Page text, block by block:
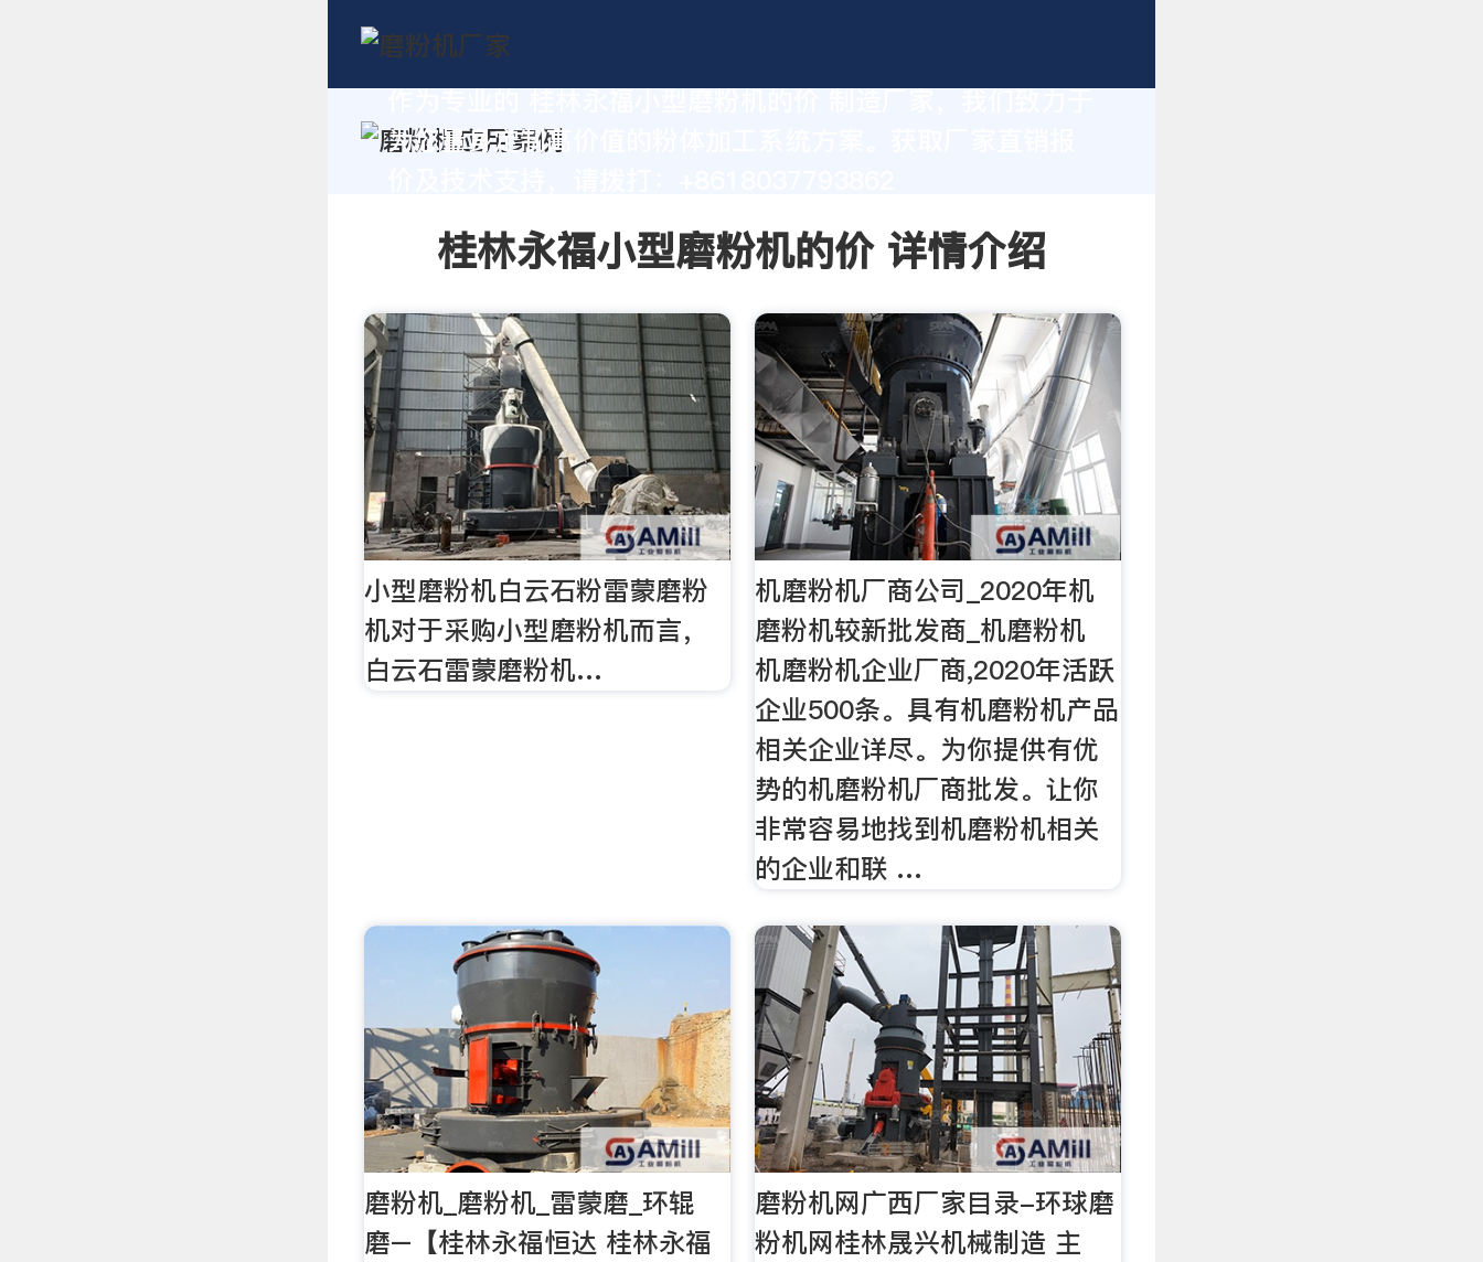
为您量身定制高价值的粉体加工系统方案。获取厂家直销报
桂林永福小型磨粉机的价 详情介绍
小型磨粉机白云石粉雷蒙磨粉
机对于采购小型磨粉机而言，
白云石雷蒙磨粉机…
机磨粉机厂商公司_2020年机
磨粉机较新批发商_机磨粉机
机磨粉机企业厂商,2020年活跃
企业500条。具有机磨粉机产品
相关企业详尽。为你提供有优
势的机磨粉机厂商批发。让你
非常容易地找到机磨粉机相关
的企业和联 …
磨粉机_磨粉机_雷蒙磨_环辊
磨–【桂林永福恒达 桂林永福
磨粉机网广西厂家目录-环球磨
粉机网桂林晟兴机械制造 主